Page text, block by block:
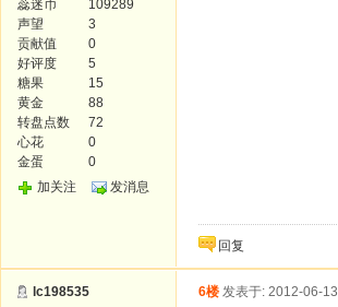
蕊迷币
109289
声望
3
贡献值
0
好评度
5
糖果
15
黄金
88
转盘点数
72
心花
0
金蛋
0
加关注
发消息
回复
lc198535 6楼 发表于: 2012-06-13